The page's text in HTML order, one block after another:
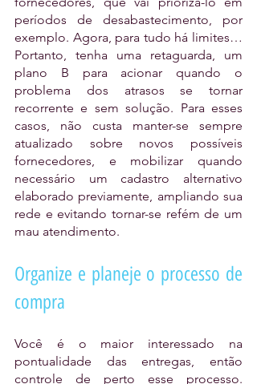
períodos de desabastecimento, por
exemplo. Agora, para tudo há limites…
Portanto, tenha uma retaguarda, um
plano B para acionar quando o
problema dos atrasos se tornar
recorrente e sem solução. Para esses
casos, não custa manter-se sempre
atualizado sobre novos possíveis
fornecedores, e mobilizar quando
necessário um cadastro alternativo
elaborado previamente, ampliando sua
rede e evitando tornar-se refém de um
mau atendimento.
Organize e planeje o processo de
compra
Você é o maior interessado na
pontualidade das entregas, então
controle de perto esse processo.